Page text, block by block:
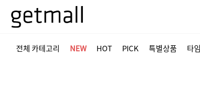
전체 카테고리 NEW HOT PICK 특별상품 타